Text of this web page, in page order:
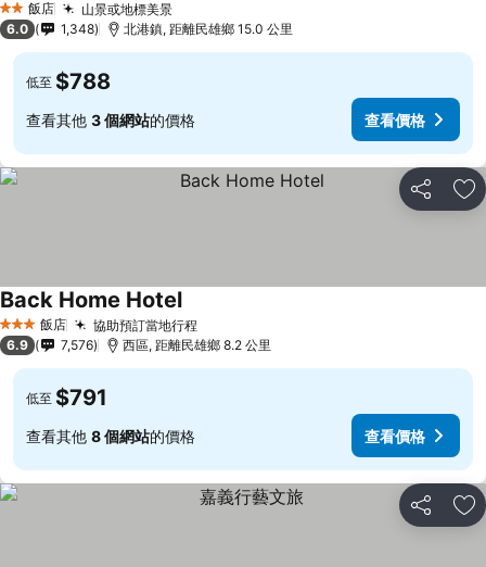
2 星級飯店 山景或地標美景
6.0 1,348 北港鎮, 距離民雄鄉 15.0 公里
低至 $788
查看其他 3 個網站的價格 查看價格
分享 加
3 星級 飯店 協助預訂當地行程
Back Home Hotel
6.9 7,576 西區, 距離民雄鄉 8.2 公里
低至 $791
查看其他 8 個網站的價格 查看價格
分享 加